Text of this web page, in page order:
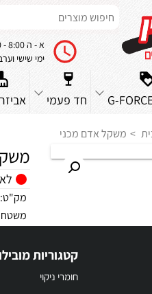
א - ה 8:00 - 20:00
ימי שישי וערבי חג
חד פעמי
משקל אדם מכני
מק"ט:
משטח ויניל
קטגוריות
חומרי ניקוי